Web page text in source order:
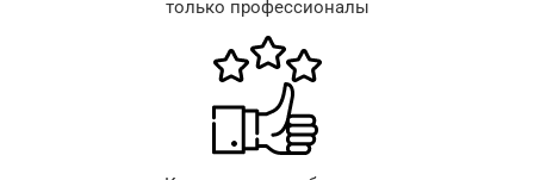
только профессионалы